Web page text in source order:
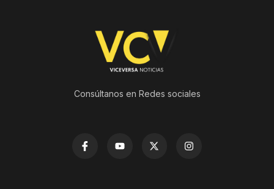
Consúltanos en Redes sociales